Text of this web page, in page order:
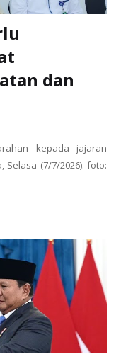
dan
kepada jajaran
Selasa (7/7/2026). foto: